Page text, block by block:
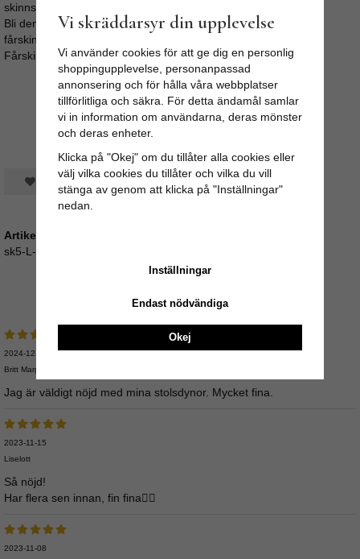
skinnsidan blöt.
Bli den ändå fuktig så låt den torka långsamt och stretcha/dra i
fårskinnet med jämna mellanrum.
Fårskinnen kan kemtvättas.
Spara som favorit
Artikelnummer:
sk5-L-SD
2024-12-11
Britt Margareta
Jag är väldigt nöjd med mina stolsdynor. Mycket fina.
2023-11-15
Liselott
Så nöjd!
Har flera sen innan, fin fina👍🏻
2023-11-08
Vi skräddarsyr din upplevelse
Vi använder cookies för att ge dig en personlig
shoppingupplevelse, personanpassad
annonsering och för hålla våra webbplatser
tillförlitliga och säkra. För detta ändamål samlar
vi in information om användarna, deras mönster
och deras enheter.
Klicka på "Okej" om du tillåter alla cookies eller
välj vilka cookies du tillåter och vilka du vill
stänga av genom att klicka på "Inställningar"
nedan.
Inställningar
Endast nödvändiga
Okej